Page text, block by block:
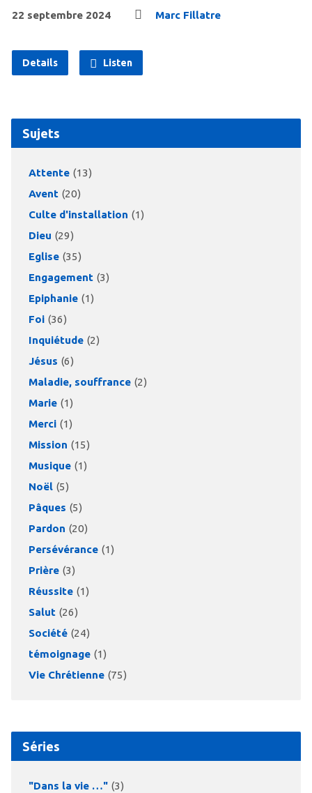
22 septembre 2024 Marc Fillatre
Details Listen
Sujets
Attente(13)
Avent(20)
Culte d'installation (1)
Dieu (29)
Eglise(35)
Engagement(3)
Epiphanie(1)
Foi(36)
Inquiétude(2)
Jésus (6)
Maladie, souffrance(2)
Marie(1)
Merci(1)
Mission (15)
Musique(1)
Noël(5)
Pâques (5)
Pardon (20)
Persévérance(1)
Prière(3)
Réussite(1)
Salut(26)
Société(24)
témoignage(1)
Vie Chrétienne(75)
Séries
"Dans la vie …"(3)